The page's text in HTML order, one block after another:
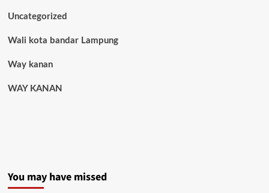
Uncategorized
Wali kota bandar Lampung
Way kanan
WAY KANAN
You may have missed